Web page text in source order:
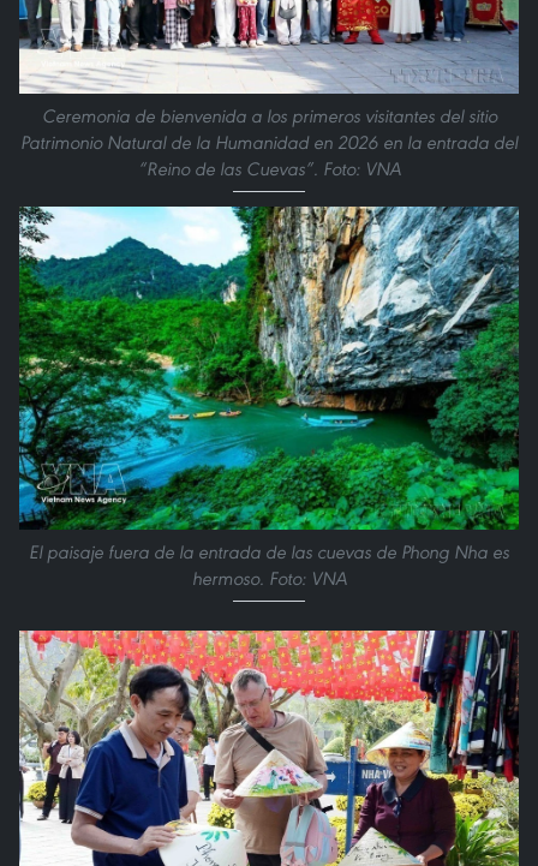
Ceremonia de bienvenida a los primeros visitantes del sitio
Patrimonio Natural de la Humanidad en 2026 en la entrada del
“Reino de las Cuevas”. Foto: VNA
El paisaje fuera de la entrada de las cuevas de Phong Nha es
hermoso. Foto: VNA